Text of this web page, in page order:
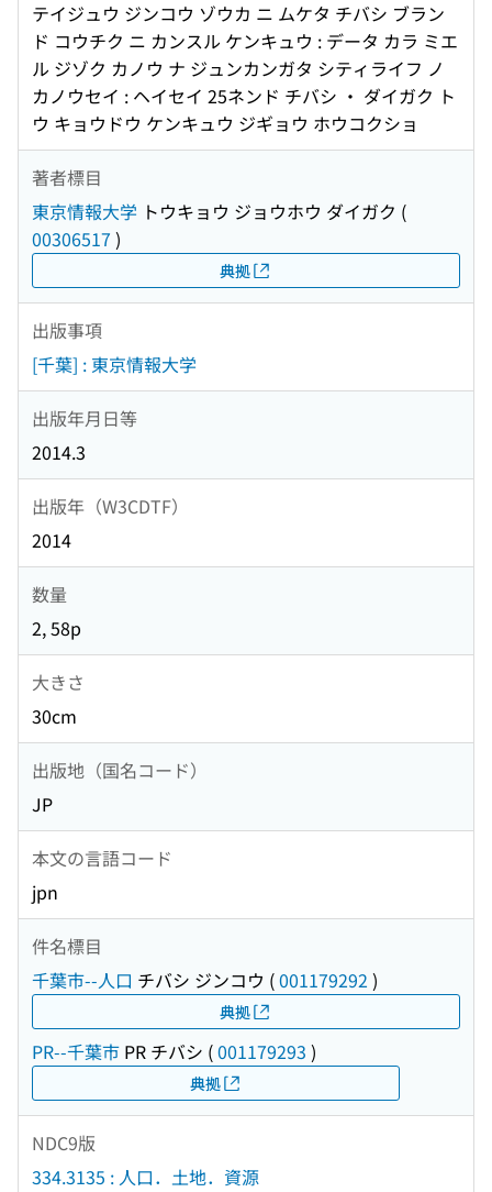
テイジュウ ジンコウ ゾウカ ニ ムケタ チバシ ブラン
ド コウチク ニ カンスル ケンキュウ : データ カラ ミエ
ル ジゾク カノウ ナ ジュンカンガタ シティライフ ノ
カノウセイ : ヘイセイ 25ネンド チバシ ・ ダイガク ト
ウ キョウドウ ケンキュウ ジギョウ ホウコクショ
著者標目
東京情報大学 トウキョウ ジョウホウ ダイガク (
00306517 )
典拠
出版事項
[千葉] : 東京情報大学
出版年月日等
2014.3
出版年（W3CDTF）
2014
数量
2, 58p
大きさ
30cm
出版地（国名コード）
JP
本文の言語コード
jpn
件名標目
千葉市--人口 チバシ ジンコウ (001179292 )
典拠
PR--千葉市 PR チバシ (001179293 )
典拠
NDC9版
334.3135 : 人口．土地．資源